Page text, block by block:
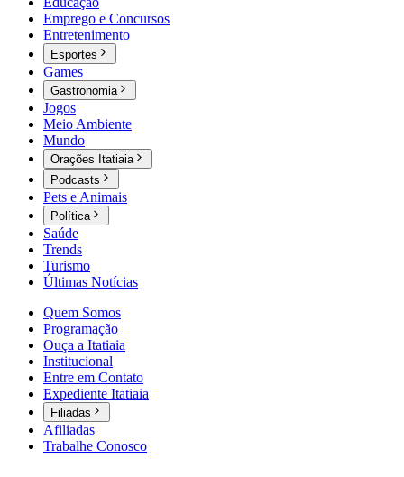
Emprego e Concursos
Entretenimento
Esportes
Games
Gastronomia
Jogos
Meio Ambiente
Mundo
Orações Itatiaia
Podcasts
Pets e Animais
Política
Saúde
Trends
Turismo
Últimas Notícias
Quem Somos
Programação
Ouça a Itatiaia
Institucional
Entre em Contato
Expediente Itatiaia
Filiadas
Afiliadas
Trabalhe Conosco